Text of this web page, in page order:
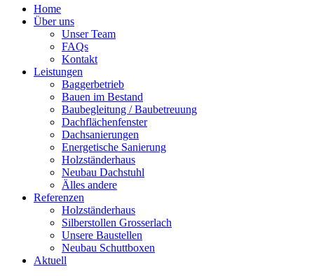
Home
Über uns
Unser Team
FAQs
Kontakt
Leistungen
Baggerbetrieb
Bauen im Bestand
Baubegleitung / Baubetreuung
Dachflächenfenster
Dachsanierungen
Energetische Sanierung
Holzständerhaus
Neubau Dachstuhl
Älles andere
Referenzen
Holzständerhaus
Silberstollen Grosserlach
Unsere Baustellen
Neubau Schuttboxen
Aktuell